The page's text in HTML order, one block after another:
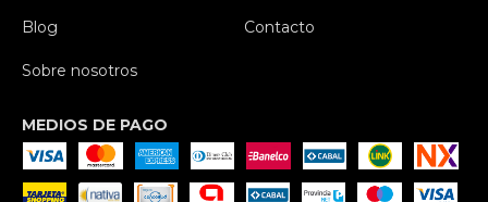
Blog Contacto
Sobre nosotros
MEDIOS DE PAGO